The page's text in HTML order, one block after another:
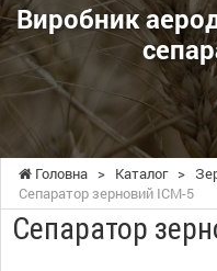
Виробник
Головна > Каталог >
Сепаратор зерновий ІСМ-5
Сепаратор